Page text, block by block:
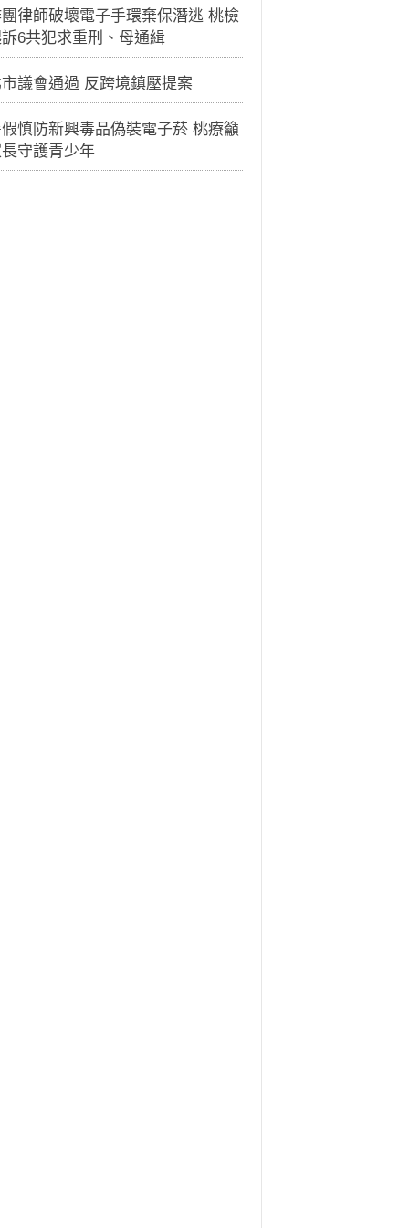
律師破壞電子手環棄保潛逃 桃檢
6共犯求重刑、母通緝
議會通過 反跨境鎮壓提案
慎防新興毒品偽裝電子菸 桃療籲
守護青少年